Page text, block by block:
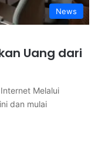
News
Uang dari
Melalui
dan mulai